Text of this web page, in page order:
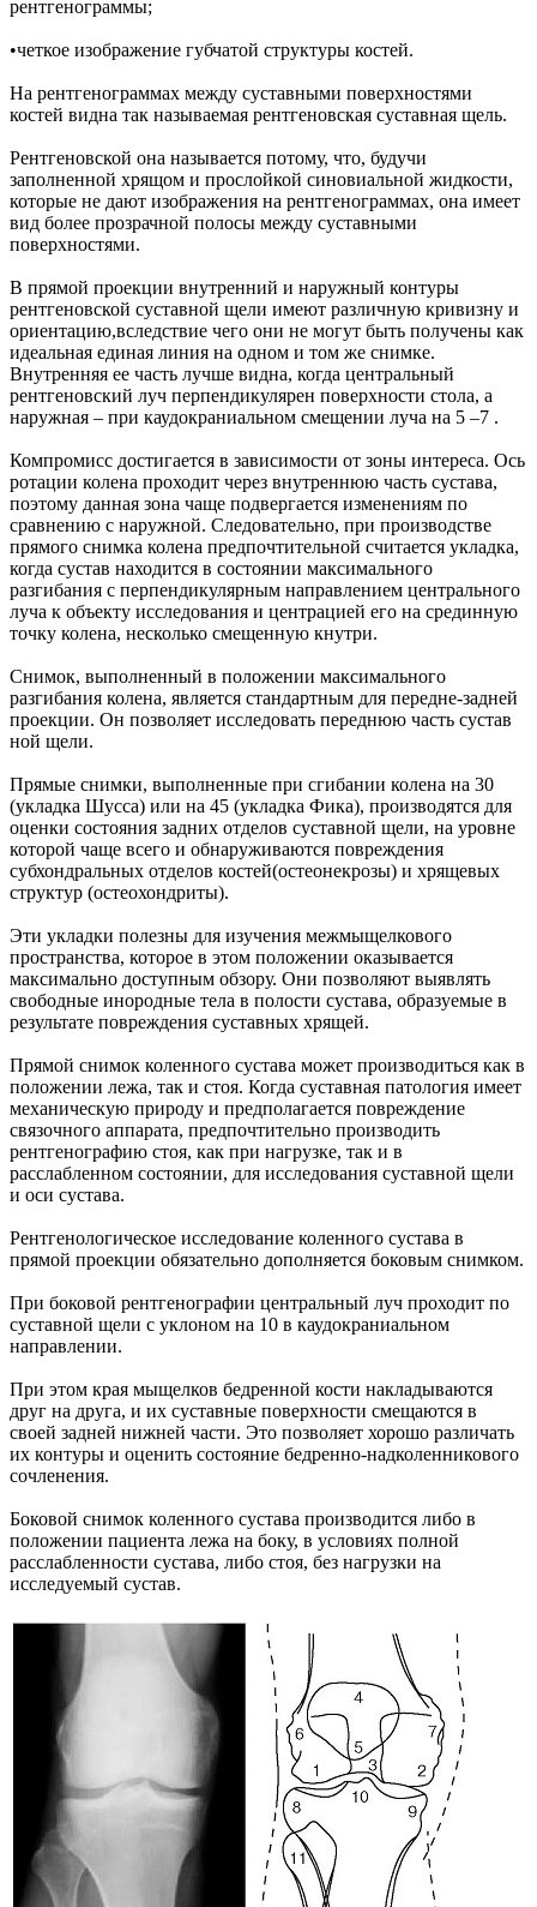
рентгенограммы;
•четкое изображение губчатой структуры костей.
На рентгенограммах между суставными поверхностями
костей видна так называемая рентгеновская суставная щель.
Рентгеновской она называется потому, что, будучи
заполненной хрящом и прослойкой синовиальной жидкости,
которые не дают изображения на рентгенограммах, она имеет
вид более прозрачной полосы между суставными
поверхностями.
В прямой проекции внутренний и наружный контуры
рентгеновской суставной щели имеют различную кривизну и
ориентацию,вследствие чего они не могут быть получены как
идеальная единая линия на одном и том же снимке.
Внутренняя ее часть лучше видна, когда центральный
рентгеновский луч перпендикулярен поверхности стола, а
наружная – при каудокраниальном смещении луча на 5 –7 .
Компромисс достигается в зависимости от зоны интереса. Ось
ротации колена проходит через внутреннюю часть сустава,
поэтому данная зона чаще подвергается изменениям по
сравнению с наружной. Следовательно, при производстве
прямого снимка колена предпочтительной считается укладка,
когда сустав находится в состоянии максимального
разгибания с перпендикулярным направлением центрального
луча к объекту исследования и центрацией его на срединную
точку колена, несколько смещенную кнутри.
Снимок, выполненный в положении максимального
разгибания колена, является стандартным для передне-задней
проекции. Он позволяет исследовать переднюю часть сустав
ной щели.
Прямые снимки, выполненные при сгибании колена на 30
(укладка Шусса) или на 45 (укладка Фика), производятся для
оценки состояния задних отделов суставной щели, на уровне
которой чаще всего и обнаруживаются повреждения
субхондральных отделов костей(остеонекрозы) и хрящевых
структур (остеохондриты).
Эти укладки полезны для изучения межмыщелкового
пространства, которое в этом положении оказывается
максимально доступным обзору. Они позволяют выявлять
свободные инородные тела в полости сустава, образуемые в
результате повреждения суставных хрящей.
Прямой снимок коленного сустава может производиться как в
положении лежа, так и стоя. Когда суставная патология имеет
механическую природу и предполагается повреждение
связочного аппарата, предпочтительно производить
рентгенографию стоя, как при нагрузке, так и в
расслабленном состоянии, для исследования суставной щели
и оси сустава.
Рентгенологическое исследование коленного сустава в
прямой проекции обязательно дополняется боковым снимком.
При боковой рентгенографии центральный луч проходит по
суставной щели с уклоном на 10 в каудокраниальном
направлении.
При этом края мыщелков бедренной кости накладываются
друг на друга, и их суставные поверхности смещаются в
своей задней нижней части. Это позволяет хорошо различать
их контуры и оценить состояние бедренно-надколенникового
сочленения.
Боковой снимок коленного сустава производится либо в
положении пациента лежа на боку, в условиях полной
расслабленности сустава, либо стоя, без нагрузки на
исследуемый сустав.